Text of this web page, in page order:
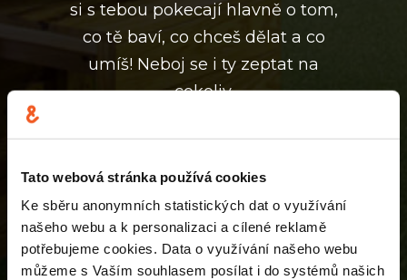
Tato webová stránka používá cookies
Ke sběru anonymních statistických dat o využívání
našeho webu a k personalizaci a cílené reklamě
potřebujeme cookies. Data o využívání našeho webu
můžeme s Vaším souhlasem posílat i do systémů našich
si s tebou pokecají hlavně o tom,
co tě baví, co chceš dělat a co
umíš! Neboj se i ty zeptat na
cokoliv.
Zajímá nás, co tě
zajímá